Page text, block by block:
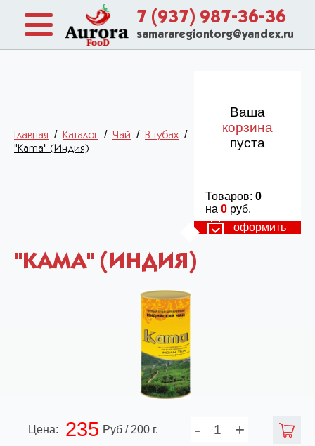
7 (937) 987-36-36
samararegiontorg@yandex.ru
Главная / Каталог / Чай / В тубах /
"Kama" (Индия)
Ваша
корзина
пуста
Товаров: 0
на 0руб.
оформить
"KAMA" (ИНДИЯ)
Цена: 235 Руб / 200 г. - +